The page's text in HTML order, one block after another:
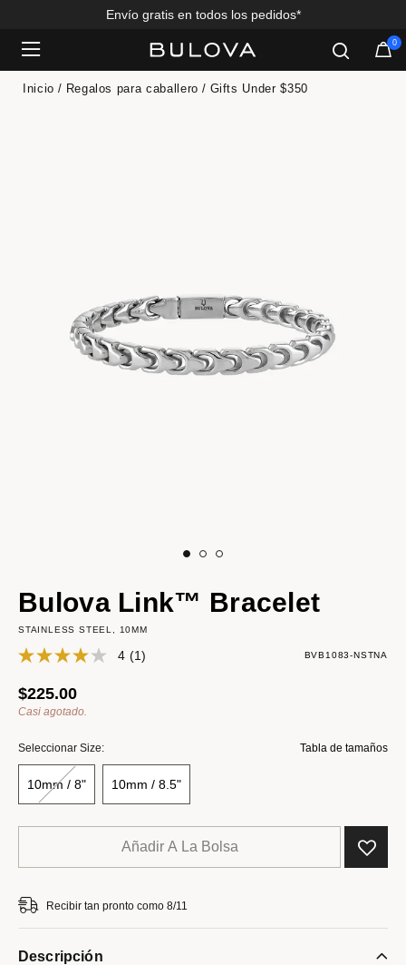
Envío gratis en todos los pedidos*
0
Inicio Regalos para caballero Gifts Under $350
Bulova Link™ Bracelet
STAINLESS STEEL, 10MM
4 (1) BVB1083-NSTNA
$225.00
Casi agotado.
Tabla de tamaños
Seleccionar Size:
10mm / 8" 10mm / 8.5"
Añadir A La Bolsa
Recibir tan pronto como 8/11
Descripción
Added to Manage Wishlist